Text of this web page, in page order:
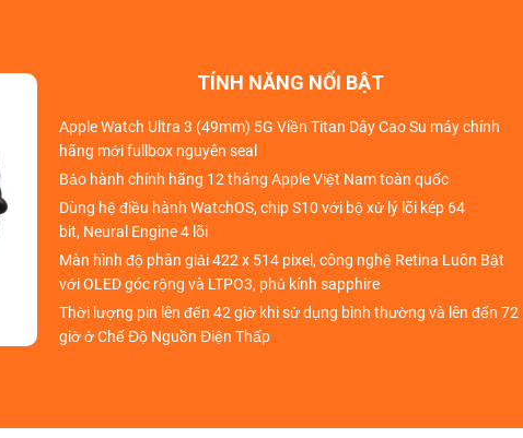
TÍNH NĂNG NỔI BẬT
Apple Watch Ultra 3 (49mm) 5G Viền Titan Dây Cao Su máy chính
hãng mới fullbox nguyên seal
Bảo hành chính hãng 12 tháng Apple Việt Nam toàn quốc
Dùng hệ điều hành WatchOS, chip S10 với bộ xử lý lõi kép 64
bit, Neural Engine 4 lõi
Màn hình độ phân giải 422 x 514 pixel, công nghệ Retina Luôn Bật
với OLED góc rộng và LTPO3, phủ kính sapphire
Thời lượng pin lên đến 42 giờ khi sử dụng bình thường và lên đến 72
giờ ở Chế Độ Nguồn Điện Thấp